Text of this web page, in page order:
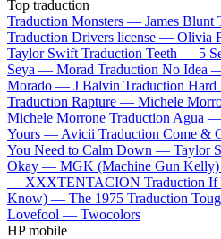
Top traduction
Traduction Monsters — James Blunt
Traduction Drivers license — Olivia
Taylor Swift Traduction Teeth — 5
Seya — Morad Traduction No Idea
Morado — J Balvin Traduction
Traduction Rapture — Michele
Michele Morrone Traduction Agua —
Yours — Avicii Traduction Come &
You Need to Calm Down — Taylor
Okay — MGK (Machine Gun Kelly)
— XXXTENTACION Traduction If
Know) — The 1975 Traduction
Lovefool — Twocolors
HP mobile